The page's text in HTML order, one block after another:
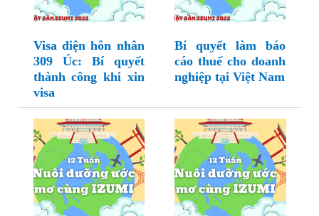
Visa diện hôn nhân
309 Úc: Bí quyết
thành công khi xin
visa
Bí quyết làm báo
cáo thuế cho doanh
nghiệp tại Việt Nam